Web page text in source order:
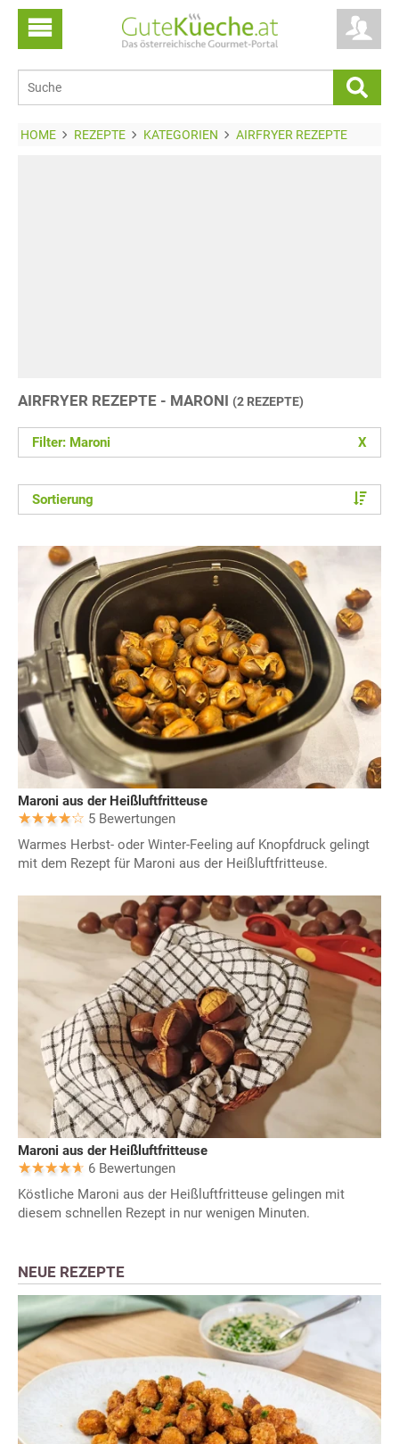
HOME REZEPTE KATEGORIEN AIRFRYER REZEPTE
AIRFRYER REZEPTE - MARONI (2 REZEPTE)
Filter: Maroni X
Sortierung
Maroni aus der Heißluftfritteuse
5 Bewertungen
Warmes Herbst- oder Winter-Feeling auf Knopfdruck gelingt
mit dem Rezept für Maroni aus der Heißluftfritteuse.
Maroni aus der Heißluftfritteuse
6 Bewertungen
Köstliche Maroni aus der Heißluftfritteuse gelingen mit
diesem schnellen Rezept in nur wenigen Minuten.
NEUE REZEPTE